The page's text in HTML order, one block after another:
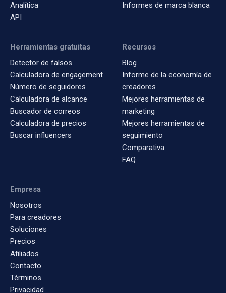
Analítica
API
Informes de marca blanca
Herramientas gratuitas
Detector de falsos
Calculadora de engagement
Número de seguidores
Calculadora de alcance
Buscador de correos
Calculadora de precios
Buscar influencers
Recursos
Blog
Informe de la economía de
creadores
Mejores herramientas de
marketing
Mejores herramientas de
seguimiento
Comparativa
FAQ
Empresa
Nosotros
Para creadores
Soluciones
Precios
Afiliados
Contacto
Términos
Privacidad